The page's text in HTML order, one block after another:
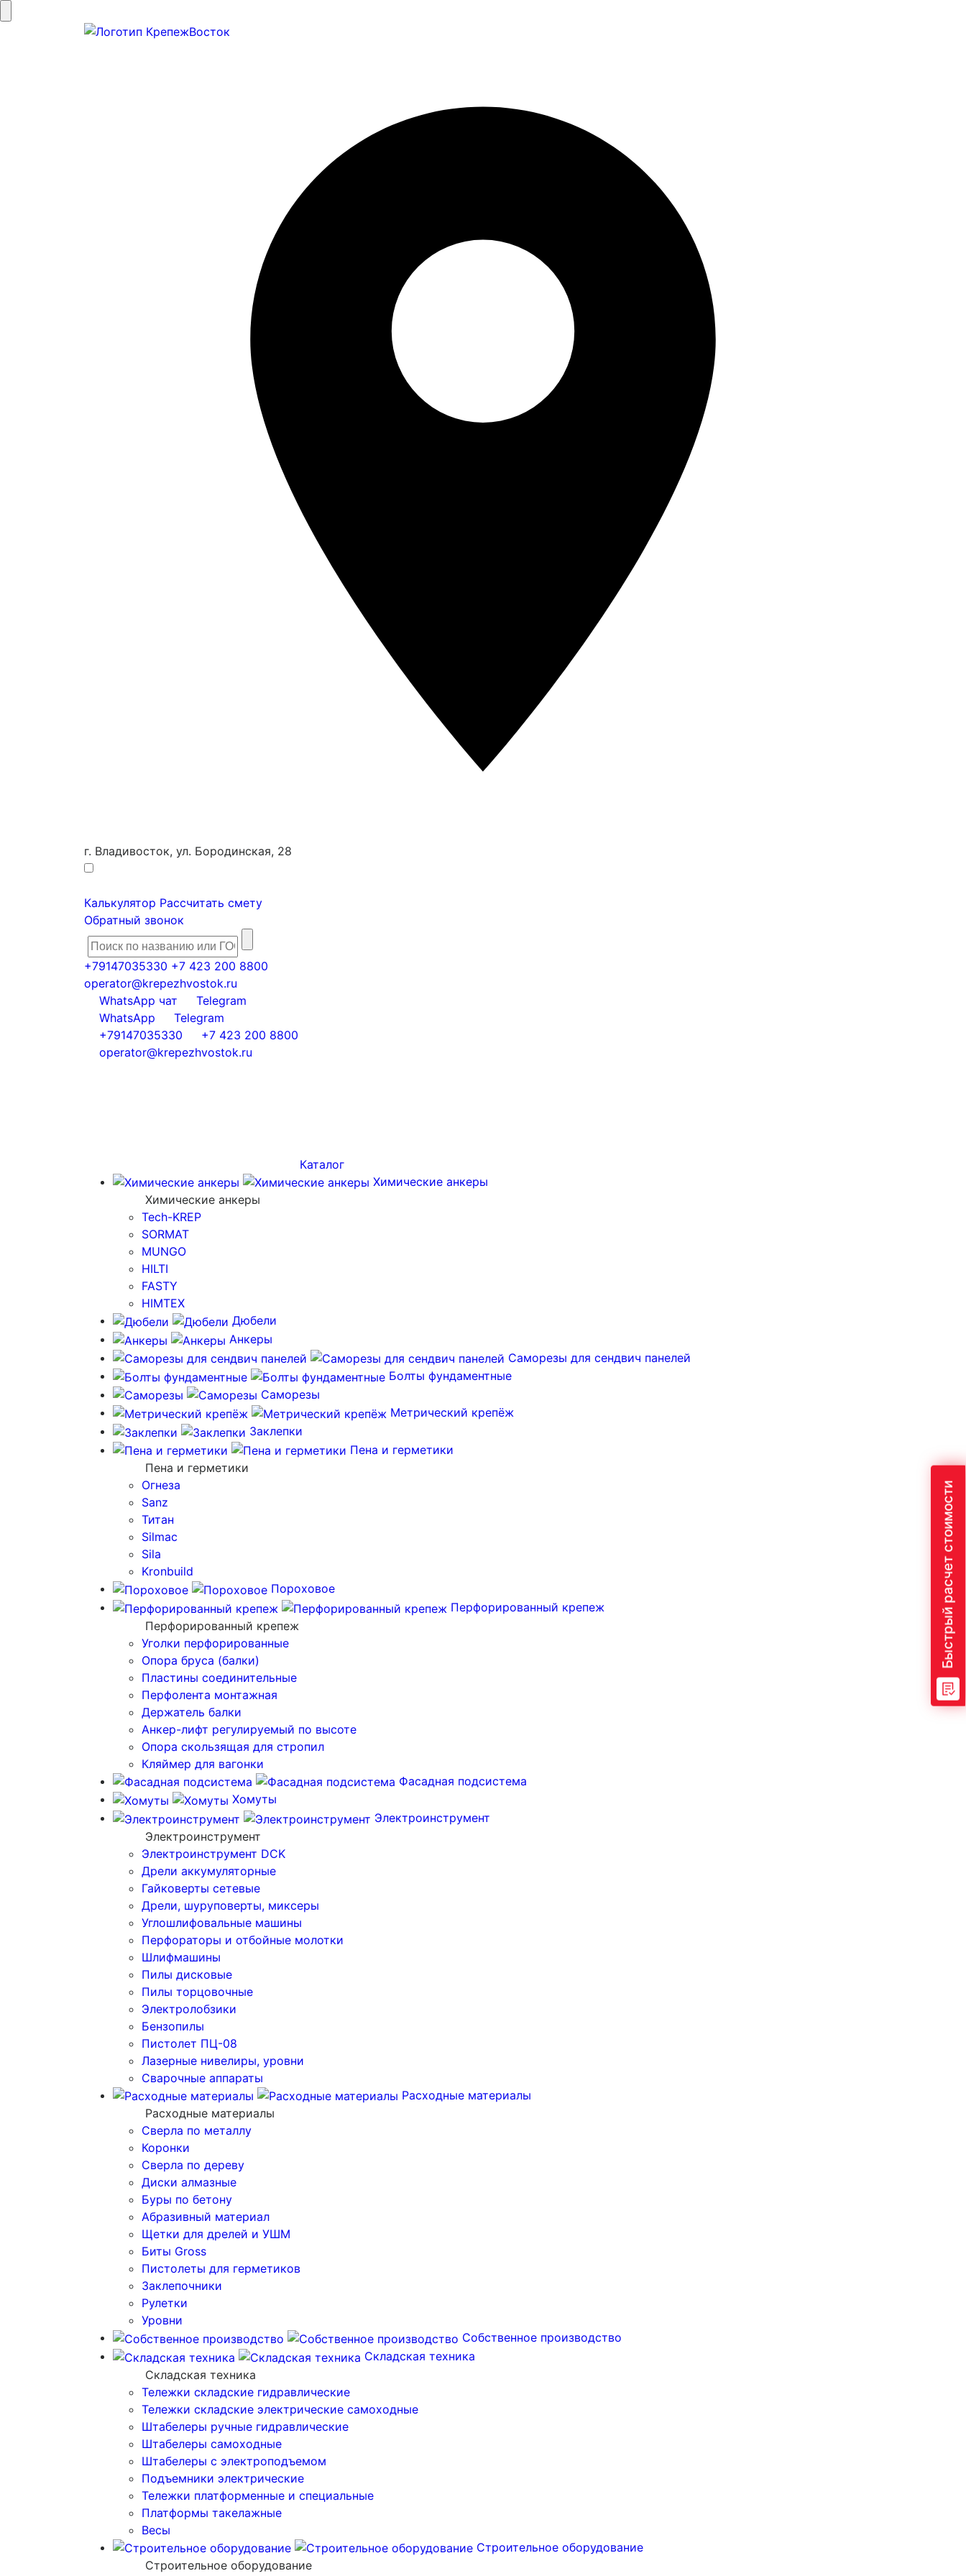
Быстрый расчет стоимости
г. Владивосток, ул. Бородинская, 28
Калькулятор Рассчитать смету
Обратный звонок
+79147035330 +7 423 200 8800
operator@krepezhvostok.ru
WhatsApp чат
Telegram
WhatsApp
Telegram
+79147035330
+7 423 200 8800
operator@krepezhvostok.ru
Каталог
Химические анкеры
Химические анкеры
Tech-KREP
SORMAT
MUNGO
HILTI
FASTY
HIMTEX
Дюбели
Анкеры
Саморезы для сендвич панелей
Болты фундаментные
Саморезы
Метрический крепёж
Заклепки
Пена и герметики
Пена и герметики
Огнеза
Sanz
Титан
Silmac
Sila
Kronbuild
Пороховое
Перфорированный крепеж
Перфорированный крепеж
Уголки перфорированные
Опора бруса (балки)
Пластины соединительные
Перфолента монтажная
Держатель балки
Анкер-лифт регулируемый по высоте
Опора скользящая для стропил
Кляймер для вагонки
Фасадная подсистема
Хомуты
Электроинструмент
Электроинструмент
Электроинструмент DCK
Дрели аккумуляторные
Гайковерты сетевые
Дрели, шуруповерты, миксеры
Углошлифовальные машины
Перфораторы и отбойные молотки
Шлифмашины
Пилы дисковые
Пилы торцовочные
Электролобзики
Бензопилы
Пистолет ПЦ-08
Лазерные нивелиры, уровни
Сварочные аппараты
Расходные материалы
Расходные материалы
Сверла по металлу
Коронки
Сверла по дереву
Диски алмазные
Буры по бетону
Абразивный материал
Щетки для дрелей и УШМ
Биты Gross
Пистолеты для герметиков
Заклепочники
Рулетки
Уровни
Собственное производство
Складская техника
Складская техника
Тележки складские гидравлические
Тележки складские электрические самоходные
Штабелеры ручные гидравлические
Штабелеры самоходные
Штабелеры с электроподъемом
Подъемники электрические
Тележки платформенные и специальные
Платформы такелажные
Весы
Строительное оборудование
Строительное оборудование